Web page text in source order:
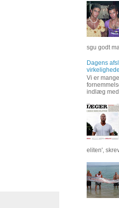
sgu godt
Dagens
Vi er
indlæg
eliten',